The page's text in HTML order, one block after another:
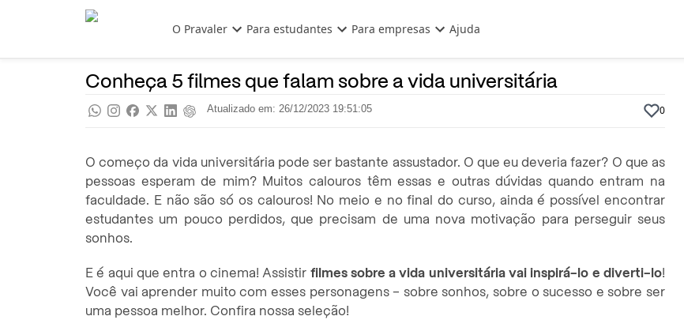
Pular para o conteúdo principal
O Pravaler Para estudantes Para empresas Ajuda
Conheça 5 filmes que falam sobre a vida universitária
Atualizado em: 26/12/2023 19:51:05 0
O começo da vida universitária pode ser bastante assustador. O que eu deveria fazer? O que as
pessoas esperam de mim? Muitos calouros têm essas e outras dúvidas quando entram na
faculdade. E não são só os calouros! No meio e no final do curso, ainda é possível encontrar
estudantes um pouco perdidos, que precisam de uma nova motivação para perseguir seus
sonhos.
E é aqui que entra o cinema! Assistir filmes sobre a vida universitária vai inspirá-lo e diverti-lo!
Você vai aprender muito com esses personagens – sobre sonhos, sobre o sucesso e sobre ser
uma pessoa melhor. Confira nossa seleção!